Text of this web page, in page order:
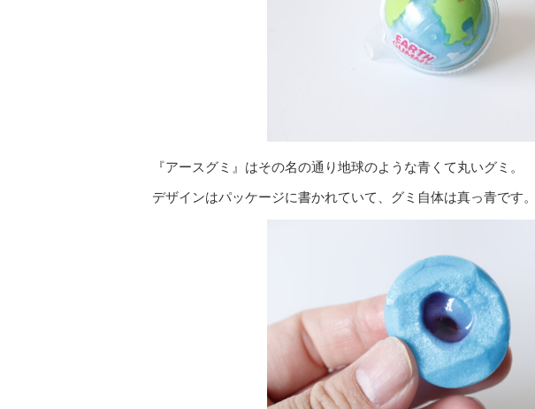
『アースグミ』はその名の通り地球のような青くて丸いグミ。
デザインはパッケージに書かれていて、グミ自体は真っ青です。